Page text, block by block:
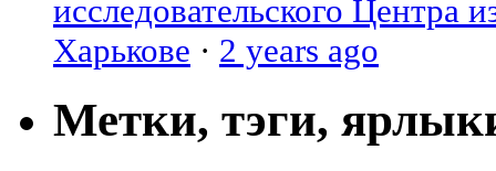
исследовательского Центра
Харькове · 2 years ago
Метки, тэги,